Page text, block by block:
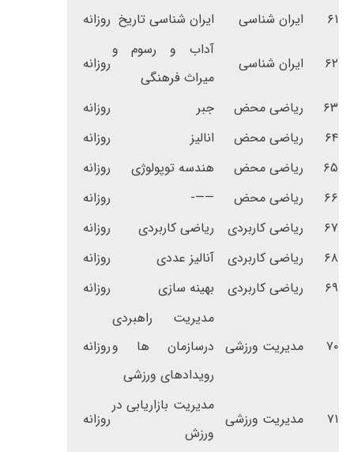
۶۱ ایران شناسی ایران شناسی تاریخ روزانه
۶۲ ایران شناسی
آداب و رسوم و
میراث فرهنگی
روزانه
۶۳ ریاضی محض جبر
روزانه
۶۴
ریاضی محض انالیز
روزانه
۶۵
ریاضی محض هندسه توپولوژی
روزانه
۶۶
ریاضی محض ——-
روزانه
۶۷
ریاضی کاربردی ریاضی کاربردی
روزانه
۶۸
ریاضی کاربردی آنالیز عددی
روزانه
۶۹
ریاضی کاربردی بهینه سازی روزانه
۷۰ مدیریت ورزشی
مدیریت راهبردی
درسازمان ها و
رویدادهای ورزشی
روزانه
۷۱ مدیریت ورزشی
مدیریت بازاریابی در
ورزش
روزانه